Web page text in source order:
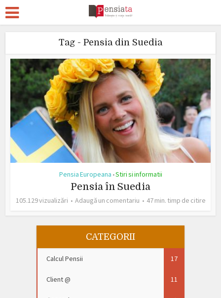
Tag - Pensia din Suedia
Pensia Europeana •Stiri si informatii
Pensia în Suedia
105.129 vizualizări Adaugă un comentariu 47 min. timp de citire
CATEGORII
Calcul Pensii 17
Client @ 11